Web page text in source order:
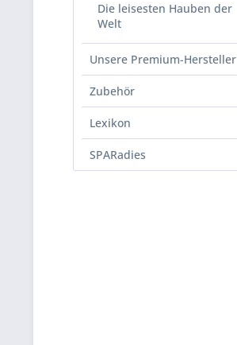
Die leisesten Hauben der
Welt
Unsere Premium-Hersteller
Zubehör
Lexikon
SPARadies